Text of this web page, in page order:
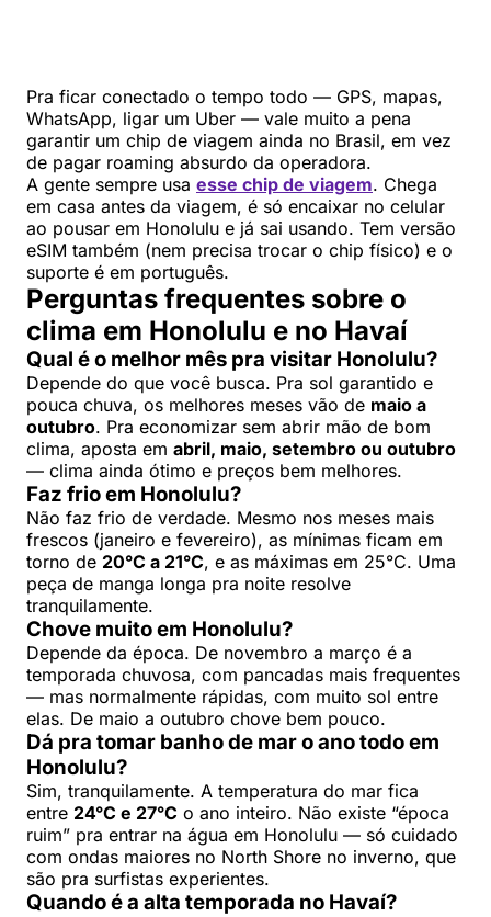
Pra ficar conectado o tempo todo — GPS, mapas,
WhatsApp, ligar um Uber — vale muito a pena
garantir um chip de viagem ainda no Brasil, em vez
de pagar roaming absurdo da operadora.
A gente sempre usa esse chip de viagem. Chega
em casa antes da viagem, é só encaixar no celular
ao pousar em Honolulu e já sai usando. Tem versão
eSIM também (nem precisa trocar o chip físico) e o
suporte é em português.
Perguntas frequentes sobre o
clima em Honolulu e no Havaí
Qual é o melhor mês pra visitar Honolulu?
Depende do que você busca. Pra sol garantido e
pouca chuva, os melhores meses vão de maio a
outubro. Pra economizar sem abrir mão de bom
clima, aposta em abril, maio, setembro ou outubro
— clima ainda ótimo e preços bem melhores.
Faz frio em Honolulu?
Não faz frio de verdade. Mesmo nos meses mais
frescos (janeiro e fevereiro), as mínimas ficam em
torno de 20°C a 21°C, e as máximas em 25°C. Uma
peça de manga longa pra noite resolve
tranquilamente.
Chove muito em Honolulu?
Depende da época. De novembro a março é a
temporada chuvosa, com pancadas mais frequentes
— mas normalmente rápidas, com muito sol entre
elas. De maio a outubro chove bem pouco.
Dá pra tomar banho de mar o ano todo em
Honolulu?
Sim, tranquilamente. A temperatura do mar fica
entre 24°C e 27°C o ano inteiro. Não existe “época
ruim” pra entrar na água em Honolulu — só cuidado
com ondas maiores no North Shore no inverno, que
são pra surfistas experientes.
Quando é a alta temporada no Havaí?